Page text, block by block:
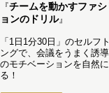
『チームを動かすファ
ョンのドリル』
「1日1分30日」のセルフ
ングで、会議をうまく誘
のモチベーションを自然
る！